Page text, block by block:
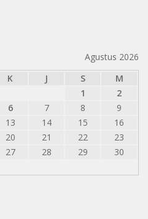
Agustus 2026
K J S
M
1
2
6 7 8
9
13 14 15
16
20 21 22
23
27 28 29
30